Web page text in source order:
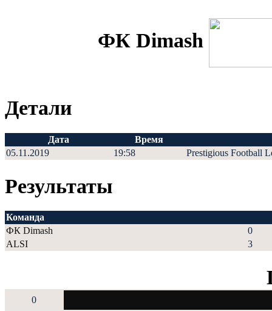
ФК Dimash
Детали
Дата
Время
05.11.2019
19:58 Prestigious Football
Результаты
Команда
ФК Dimash
0
ALSI
3
0